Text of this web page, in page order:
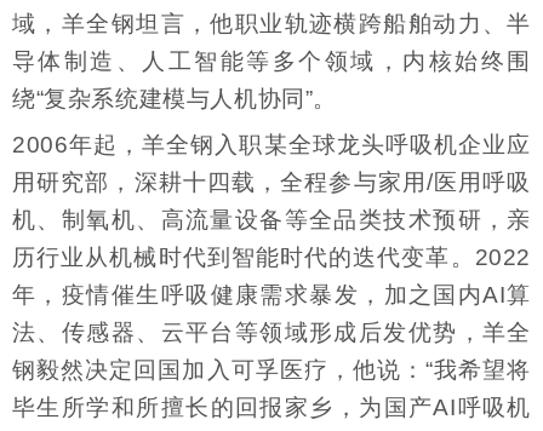
域，羊全钢坦言，他职业轨迹横跨船舶动力、半
导体制造、人工智能等多个领域，内核始终围
绕“复杂系统建模与人机协同”。
2006年起，羊全钢入职某全球龙头呼吸机企业应
用研究部，深耕十四载，全程参与家用/医用呼吸
机、制氧机、高流量设备等全品类技术预研，亲
历行业从机械时代到智能时代的迭代变革。2022
年，疫情催生呼吸健康需求暴发，加之国内AI算
法、传感器、云平台等领域形成后发优势，羊全
钢毅然决定回国加入可孚医疗，他说：“我希望将
毕生所学和所擅长的回报家乡，为国产AI呼吸机